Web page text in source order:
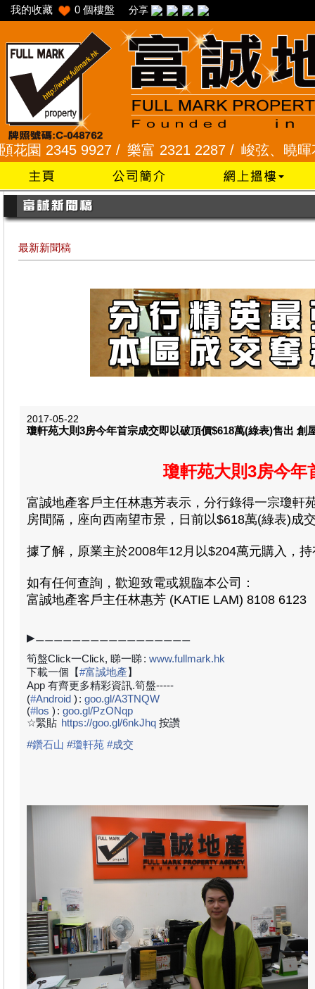
我的收藏 0 個樓盤 分享
9927 /樂富 2321 2287 / 峻弦、曉暉花園
最新新聞稿
2017-05-22
瓊軒苑大則3房今年首宗成交即以破頂價$618萬(綠表)售出 創
瓊軒苑大則3房今年
富誠地產客戶主任林惠芳表示，分行錄得一宗瓊軒
房間隔，座向西南望市景，日前以$618萬(綠表)成
據了解，原業主於2008年12月以$204萬元購入，
如有任何查詢，歡迎致電或親臨本公司：
富誠地產客戶主任林惠芳 (KATIE LAM) 8108 6123
▶⚊⚊⚊⚊⚊⚊⚊⚊⚊⚊⚊⚊⚊⚊⚊⚊⚊
筍盤Click一Click, 睇一睇: www.fullmark.hk
下載一個【#富誠地產】
App 有齊更多精彩資訊.筍盤-----
(#Android ) : goo.gl/A3TNQW
(#los ) : goo.gl/PzONqp
☆緊貼 https://goo.gl/6nkJhq 按讚
#鑽石山 #瓊軒苑 #成交